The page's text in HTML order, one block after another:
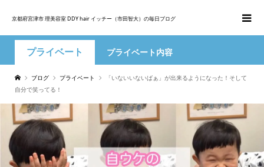
京都府宮津市 理美容室 DDY hair イッチー（市田智大）の毎日ブログ
プライベート プライベート内容
ブログ プライベート
「いないいないばぁ」が出来るようになった！そして
自分で笑ってる！